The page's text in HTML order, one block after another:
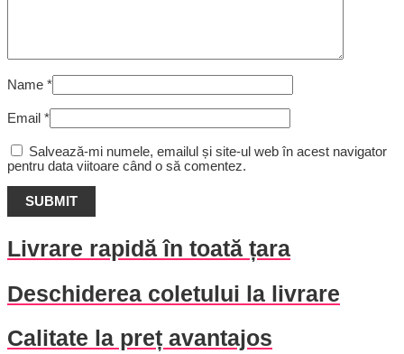
Name *
Email *
Salvează-mi numele, emailul și site-ul web în acest navigator
pentru data viitoare când o să comentez.
Livrare rapidă în toată țara
Deschiderea coletului la livrare
Calitate la preț avantajos